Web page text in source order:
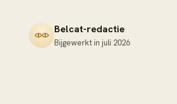
Belcat-redactie
Bijgewerkt in juli 2026